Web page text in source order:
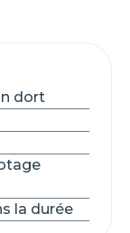
dort
la durée